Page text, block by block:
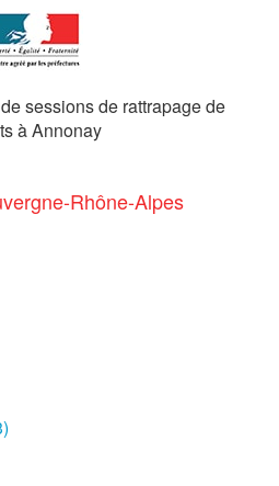
sessions de rattrapage de
à Annonay
Rhône-Alpes